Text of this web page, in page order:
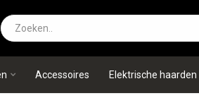
Accessoires Elektrische haarden